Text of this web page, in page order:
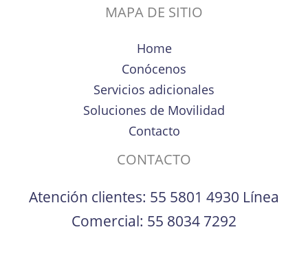
MAPA DE SITIO
Home
Conócenos
Servicios adicionales
Soluciones de Movilidad
Contacto
CONTACTO
Atención clientes: 55 5801 4930 Línea
Comercial: 55 8034 7292